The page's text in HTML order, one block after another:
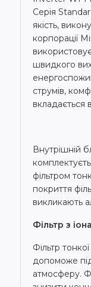
Серія
якість,
корпорації
швидкого
струмів,
вкладається
Внутрішній
фільтром
покриття
викликають
Фільтр з
Фільтр
допоможе
атмосферу.